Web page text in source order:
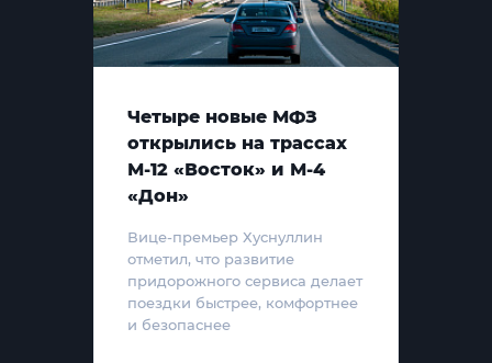
Четыре новые МФЗ
открылись на трассах
М-12 «Восток» и М-4
«Дон»
Вице-премьер Хуснуллин
отметил, что развитие
придорожного сервиса делает
поездки быстрее, комфортнее
и безопаснее